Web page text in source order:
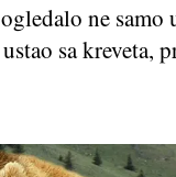
ne
sa kreveta,